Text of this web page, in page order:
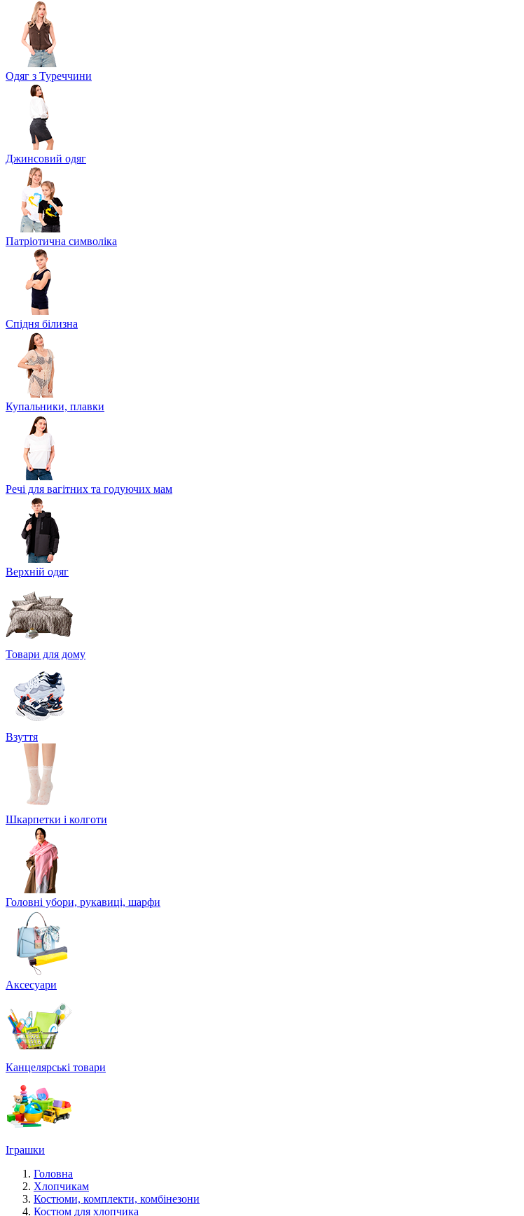
Одяг з Туреччини
Джинсовий одяг
Патріотична символіка
Спідня білизна
Купальники, плавки
Речі для вагітних та годуючих мам
Верхній одяг
Товари для дому
Взуття
Шкарпетки і колготи
Головні убори, рукавиці, шарфи
Аксесуари
Канцелярські товари
Іграшки
Головна
Хлопчикам
Костюми, комплекти, комбінезони
Костюм для хлопчика